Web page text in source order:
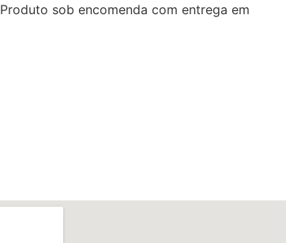
Produto sob encomenda com entrega em